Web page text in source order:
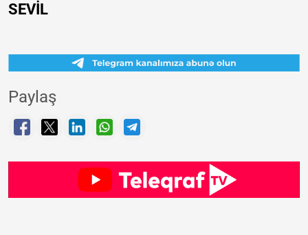
SEVİL
Paylaş